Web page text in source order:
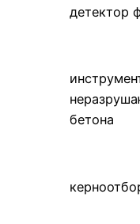
детектор
бетона